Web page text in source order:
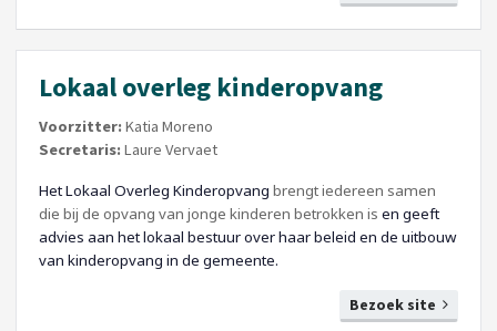
Lokaal overleg kinderopvang
Voorzitter: Katia Moreno
Secretaris: Laure Vervaet
Het Lokaal Overleg Kinderopvang brengt iedereen samen
die bij de opvang van jonge kinderen betrokken is en geeft
advies aan het lokaal bestuur over haar beleid en de uitbouw
van kinderopvang in de gemeente.
Bezoek site